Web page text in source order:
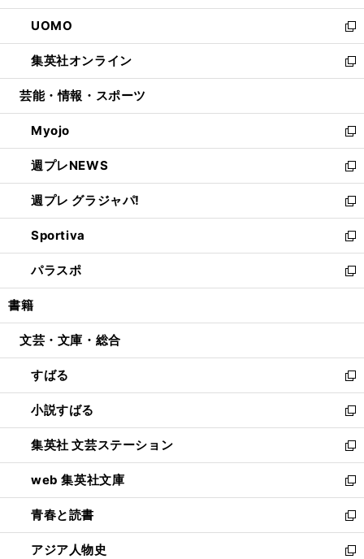
開
く
ウ
で
開
く
ン
ド
ウ
で
開
ウ
ィ
ン
ド
ウ
開
く
し
い
ウ
ィ
ン
ウ
で
開
く
UOMO
新
し
い
ウ
ン
ド
ウ
で
開
く
集英社オンライン
新
し
ウ
ィ
ン
ド
ウ
で
開
く
芸能・情報・スポーツ
Myojo
新
し
い
ウ
ィ
ン
ド
ウ
で
開
週プレNEWS
新
し
い
ウ
ィ
ン
ド
ウ
開
週プレ グラジャパ!
新
し
い
ウ
ィ
ン
ウ
開
く
Sportiva
新
し
い
ウ
ン
ウ
で
開
く
パラスポ
新
し
ウ
ン
ド
ウ
で
開
く
書籍
文芸・文庫・総合
すばる
新
し
い
ウ
ィ
ン
ド
ウ
で
開
く
小説すばる
新
し
い
ウ
ィ
ン
ド
ウ
で
集英社 文芸ステーション
新
し
い
ウ
ィ
ン
ド
web 集英社文庫
新
し
い
ウ
ィ
青春と読書
新
し
い
アジア人物史
新